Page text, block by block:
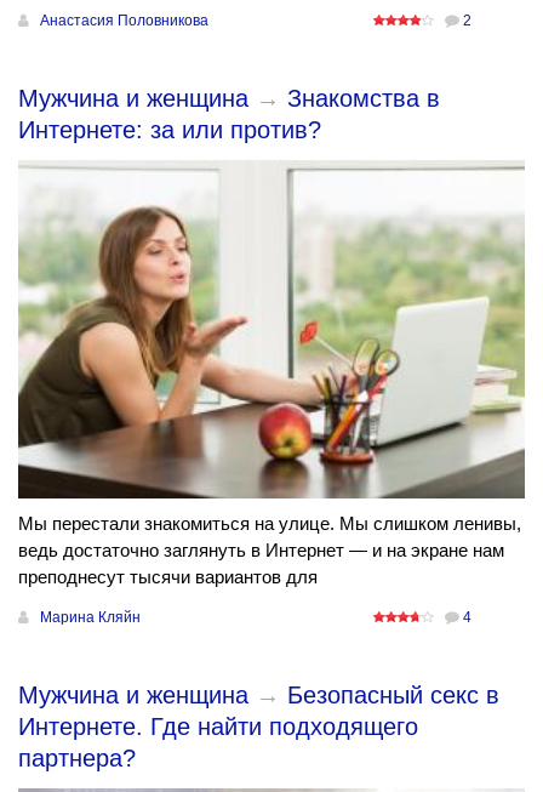
Анастасия Половникова 2
Мужчина и женщина → Знакомства в
Интернете: за или против?
Мы перестали знакомиться на улице. Мы слишком ленивы,
ведь достаточно заглянуть в Интернет — и на экране нам
преподнесут тысячи вариантов для
Марина Кляйн 4
Мужчина и женщина → Безопасный секс в
Интернете. Где найти подходящего
партнера?